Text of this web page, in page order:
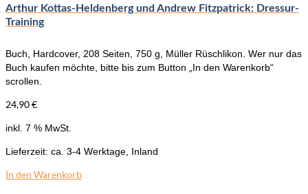
Arthur Kottas-Heldenberg und Andrew Fitzpatrick: Dressur-
Training
Buch, Hardcover, 208 Seiten, 750 g, Müller Rüschlikon. Wer nur das
Buch kaufen möchte, bitte bis zum Button „In den Warenkorb“
scrollen.
24,90€
inkl. 7 % MwSt.
Lieferzeit: ca. 3-4 Werktage, Inland
In den Warenkorb